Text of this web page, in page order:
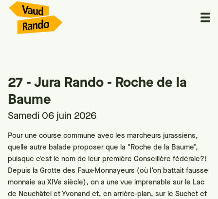
27 - Jura Rando - Roche de la
Baume
Samedi 06 juin 2026
Pour une course commune avec les marcheurs jurassiens,
quelle autre balade proposer que la "Roche de la Baume",
puisque c'est le nom de leur première Conseillère fédérale?!
Depuis la Grotte des Faux-Monnayeurs (où l’on battait fausse
monnaie au XIVe siècle), on a une vue imprenable sur le Lac
de Neuchâtel et Yvonand et, en arrière-plan, sur le Suchet et